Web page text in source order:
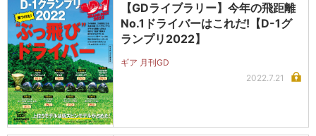
【GDライブラリー】今年の飛距離
No.1ドライバーはこれだ!【D-1グ
ランプリ2022】
ギア 月刊GD
2022.7.21